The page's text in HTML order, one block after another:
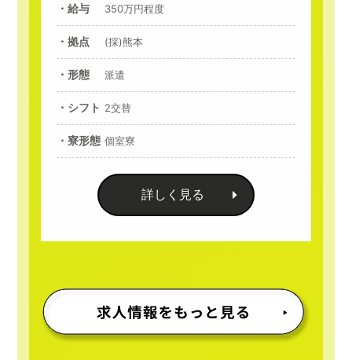
・給与 350万円程度
・拠点 (採)熊本
・形態 派遣
・シフト 2交替
・寮形態 個室寮
詳しく見る